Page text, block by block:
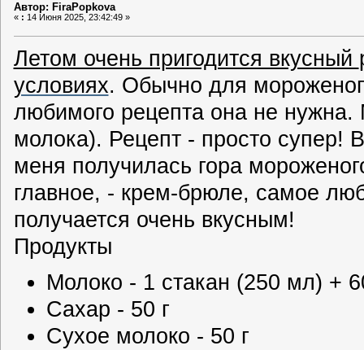
Автор: FiraPopkova
« : 14 Июня 2025, 23:42:49 »
Летом очень пригодится вкусный
условиях. Обычно для
любимого рецепта она не
молока). Рецепт - просто супер!
меня получилась гора
главное, - крем-брюле, самое
получается очень вкусным!
Продукты
Молоко - 1 стакан (250 мл) +
Сахар - 50 г
Сухое молоко - 50 г